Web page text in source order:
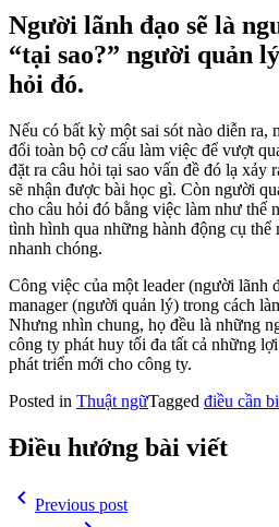
Người lãnh đạo sẽ là
“tại sao?” người quản
hỏi đó.
Nếu có bất kỳ một sai sót nào diễn ra,
đổi toàn bộ cơ cấu làm việc để vượt
đặt ra câu hỏi tại sao vấn đề đó lạ xảy
sẽ nhận được bài học gì. Còn người
cho câu hỏi đó bằng việc làm như thế
tình hình qua những hành động cụ thể
nhanh chóng.
Công việc của một leader (người lãnh
manager (người quản lý) trong cách
Nhưng nhìn chung, họ đều là những
công ty phát huy tối đa tất cả những
phát triển mới cho công ty.
Posted in Thuật ngữTagged điều cần
Điều hướng bài viết
navigate_before Previous post